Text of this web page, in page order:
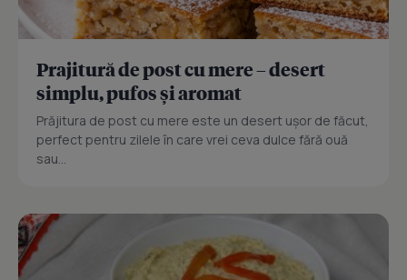
Prajitură de post cu mere – desert
simplu, pufos și aromat
Prăjitura de post cu mere este un desert ușor de făcut,
perfect pentru zilele în care vrei ceva dulce fără ouă
sau...